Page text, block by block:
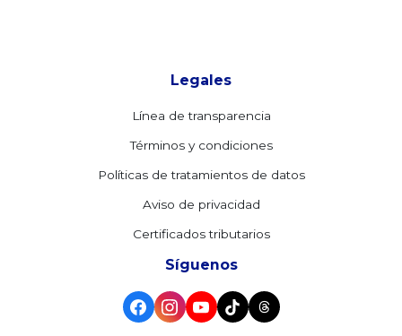
Legales
Línea de transparencia
Términos y condiciones
Políticas de tratamientos de datos
Aviso de privacidad
Certificados tributarios
Síguenos